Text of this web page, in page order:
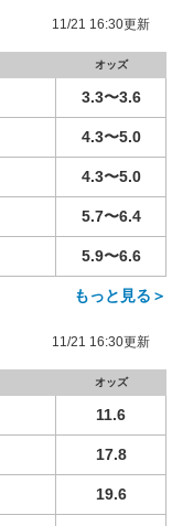
11/21 16:30更新
オッズ
3.3〜3.6
4.3〜5.0
4.3〜5.0
5.7〜6.4
5.9〜6.6
もっと見る＞
11/21 16:30更新
オッズ
11.6
17.8
19.6